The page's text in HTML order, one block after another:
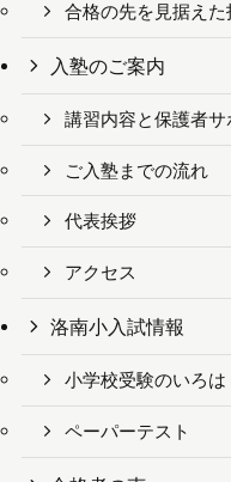
合格の先を見据えた
入塾のご案内
講習内容と保護者サ
ご入塾までの流れ
代表挨拶
アクセス
洛南小入試情報
小学校受験のいろは
ペーパーテスト